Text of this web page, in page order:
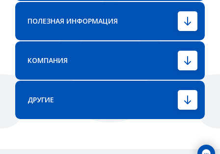
ПОЛЕЗНАЯ ИНФОРМАЦИЯ
КОМПАНИЯ
ДРУГИЕ